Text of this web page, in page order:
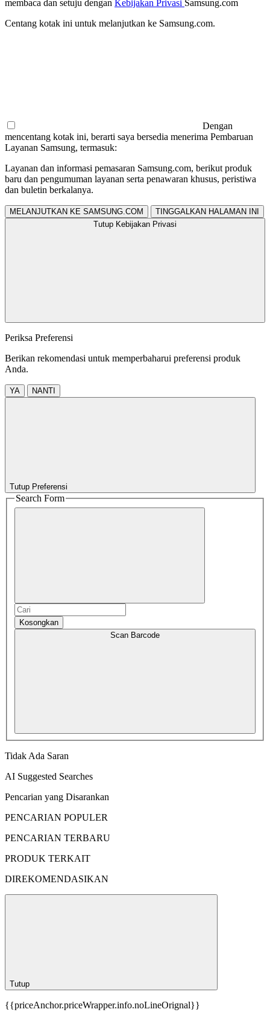
membaca dan setuju dengan Kebijakan Privasi Samsung.com
Centang kotak ini untuk melanjutkan ke Samsung.com.
Dengan
mencentang kotak ini, berarti saya bersedia menerima Pembaruan
Layanan Samsung, termasuk:
Layanan dan informasi pemasaran Samsung.com, berikut produk
baru dan pengumuman layanan serta penawaran khusus, peristiwa
dan buletin berkalanya.
MELANJUTKAN KE SAMSUNG.COM
TINGGALKAN HALAMAN INI
Tutup Kebijakan Privasi
Periksa Preferensi
Berikan rekomendasi untuk memperbaharui preferensi produk
Anda.
YA NANTI
Tutup Preferensi
Search Form
Kosongkan
Scan Barcode
Tidak Ada Saran
AI Suggested Searches
Pencarian yang Disarankan
PENCARIAN POPULER
PENCARIAN TERBARU
PRODUK TERKAIT
DIREKOMENDASIKAN
Tutup
{{priceAnchor.priceWrapper.info.noLineOrignal}}